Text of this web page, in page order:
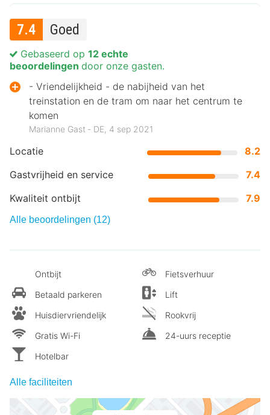
7.4 Goed
Locatie
8.2
Gastvrijheid en service
7.4
Kwaliteit ontbijt
7.9
Gebaseerd op 12 echte
beoordelingen door onze gasten.
- Vriendelijkheid - de nabijheid van het
treinstation en de tram om naar het centrum te
komen
Marianne Gast ‐ DE, 4 sep 2021
Alle beoordelingen (12)
Ontbijt
Betaald parkeren
Huisdiervriendelijk
Gratis Wi-Fi
Hotelbar
Fietsverhuur
Lift
Rookvrij
24-uurs receptie
Alle faciliteiten